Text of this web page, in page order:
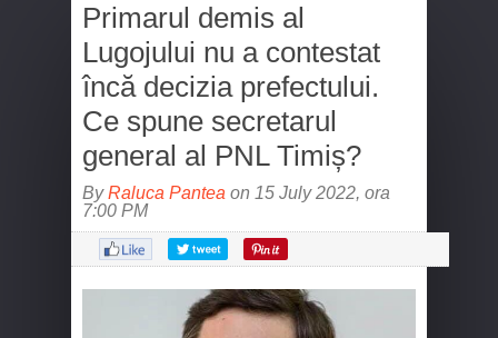
Primarul demis al
Lugojului nu a contestat
încă decizia prefectului.
Ce spune secretarul
general al PNL Timiș?
ByRaluca Pantea on 15 July 2022, ora
7:00 PM